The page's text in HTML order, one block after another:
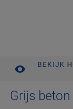
BEKIJK
Grijs beton